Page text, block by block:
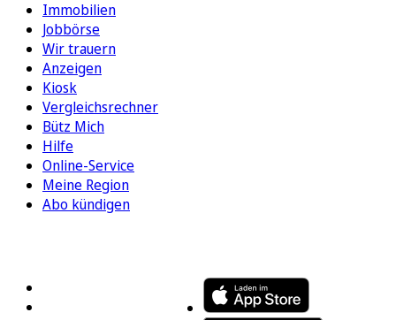
Immobilien
Jobbörse
Wir trauern
Anzeigen
Kiosk
Vergleichsrechner
Bütz Mich
Hilfe
Online-Service
Meine Region
Abo kündigen